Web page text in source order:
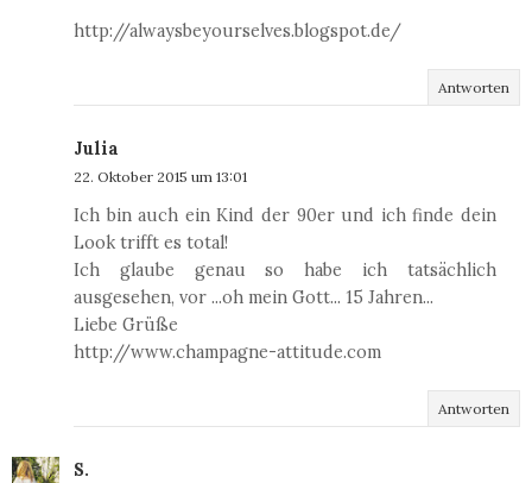
http://alwaysbeyourselves.blogspot.de/
Antworten
Julia
22. Oktober 2015 um 13:01
Ich bin auch ein Kind der 90er und ich finde dein
Look trifft es total!
Ich glaube genau so habe ich tatsächlich
ausgesehen, vor ...oh mein Gott... 15 Jahren...
Liebe Grüße
http://www.champagne-attitude.com
Antworten
S.